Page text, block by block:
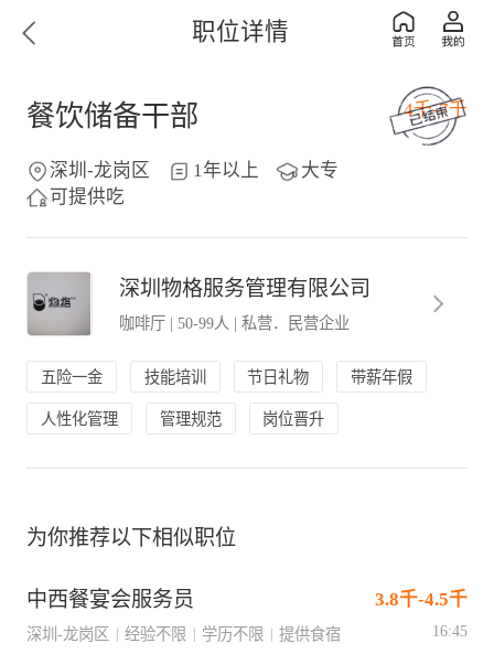
职位详情
餐饮储备干部 4千-7千
深圳-龙岗区 1年以上
大专
可提供吃
深圳物格服务管理有限公司
咖啡厅 | 50-99人 | 私营．民营企业
五险一金 技能培训 节日礼物 带薪年假
人性化管理 管理规范 岗位晋升
为你推荐以下相似职位
中西餐宴会服务员 3.8千-4.5千
深圳-龙岗区 | 经验不限 | 学历不限 | 提供食宿 16:45